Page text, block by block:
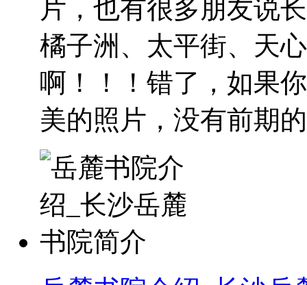
片，也有很多朋友说
橘子洲、太平街、天
啊！！！错了，如果
美的照片，没有前期